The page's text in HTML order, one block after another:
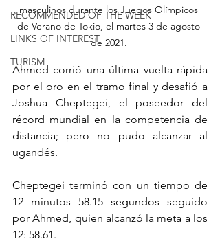
RECOMMENDED OF THE WEEK
LINKS OF INTEREST
TURISM
masculinos durante los Juegos Olímpicos
de Verano de Tokio, el martes 3 de agosto
de 2021.
Ahmed corrió una última vuelta rápida
por el oro en el tramo final y desafió a
Joshua Cheptegei, el poseedor del
récord mundial en la competencia de
distancia; pero no pudo alcanzar al
ugandés.
Cheptegei terminó con un tiempo de
12 minutos 58.15 segundos seguido
por Ahmed, quien alcanzó la meta a los
12: 58.61.